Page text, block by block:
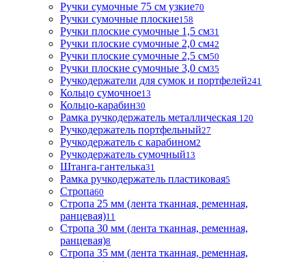
Ручки сумочные 75 см узкие70
Ручки сумочные плоские158
Ручки плоские сумочные 1,5 см31
Ручки плоские сумочные 2,0 см42
Ручки плоские сумочные 2,5 см50
Ручки плоские сумочные 3,0 см35
Ручкодержатели для сумок и портфелей241
Кольцо сумочное13
Кольцо-карабин30
Рамка ручкодержатель металлическая 120
Ручкодержатель портфельный27
Ручкодержатель с карабином2
Ручкодержатель сумочный13
Штанга-гантелька31
Рамка ручкодержатель пластиковая5
Стропа60
Стропа 25 мм (лента тканная, ременная,
ранцевая)11
Стропа 30 мм (лента тканная, ременная,
ранцевая)8
Стропа 35 мм (лента тканная, ременная,